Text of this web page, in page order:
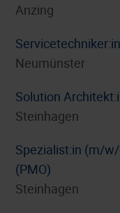
Anzing
Neumünster
Solution
Steinhagen
Spezialist:in (m/
(PMO)
Steinhagen